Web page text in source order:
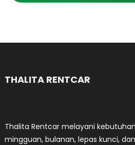
THALITA RENTCAR
Thalita Rentcar melayani
mingguan, bulanan, lepas kunci,